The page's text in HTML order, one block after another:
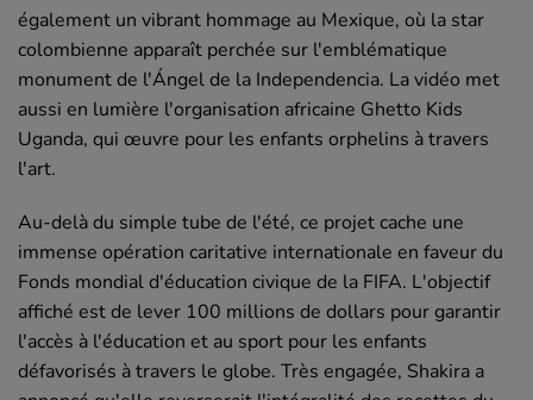
également un vibrant hommage au Mexique, où la star
colombienne apparaît perchée sur l'emblématique
monument de l'Ángel de la Independencia. La vidéo met
aussi en lumière l'organisation africaine Ghetto Kids
Uganda, qui œuvre pour les enfants orphelins à travers
l'art.
Au-delà du simple tube de l'été, ce projet cache une
immense opération caritative internationale en faveur du
Fonds mondial d'éducation civique de la FIFA. L'objectif
affiché est de lever 100 millions de dollars pour garantir
l'accès à l'éducation et au sport pour les enfants
défavorisés à travers le globe. Très engagée, Shakira a